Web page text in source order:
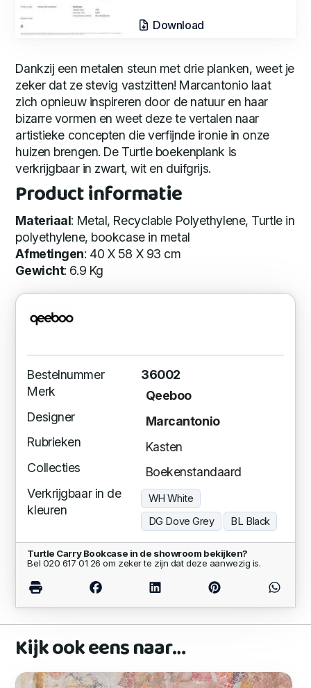
Download
Dankzij een metalen steun met drie planken, weet je
zeker dat ze stevig vastzitten! Marcantonio laat
zich opnieuw inspireren door de natuur en haar
bizarre vormen en weet deze te vertalen naar
artistieke concepten die verfijnde ironie in onze
huizen brengen. De Turtle boekenplank is
verkrijgbaar in zwart, wit en duifgrijs.
Product informatie
Materiaal: Metal, Recyclable Polyethylene, Turtle in
polyethylene, bookcase in metal
Afmetingen: 40 X 58 X 93 cm
Gewicht: 6.9 Kg
Bestelnummer
36002
Merk
Qeeboo
Designer
Marcantonio
Rubrieken
Kasten
Collecties
Boekenstandaard
Verkrijgbaar in de
kleuren
WH White
DG Dove Grey
BL Black
Turtle Carry Bookcase in de showroom bekijken?
Bel 020 617 01 26 om zeker te zijn dat deze aanwezig is.
Kijk ook eens naar…